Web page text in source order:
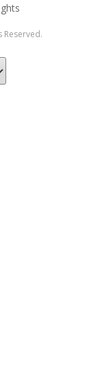
Reserved.